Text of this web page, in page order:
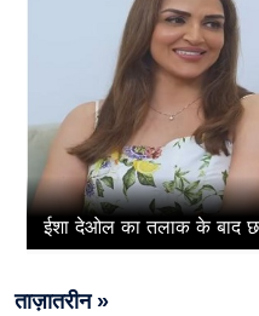
ईशा देओल का तलाक के बाद
ताज़ातरीन »